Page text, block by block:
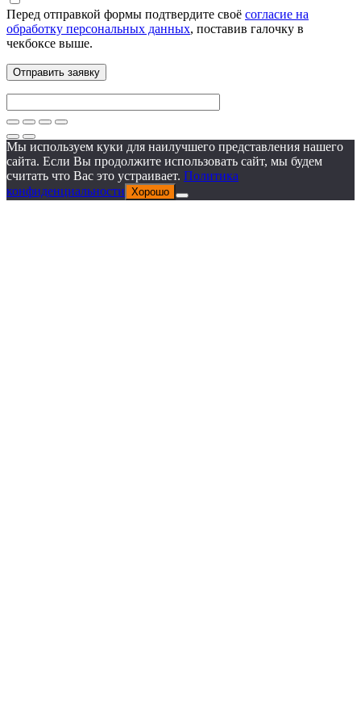
Перед отправкой формы подтвердите своё согласие на
обработку персональных данных, поставив галочку в
чекбоксе выше.
Мы используем куки для наилучшего представления нашего
сайта. Если Вы продолжите использовать сайт, мы будем
считать что Вас это устраивает. Политика
конфиденциальности Хорошо